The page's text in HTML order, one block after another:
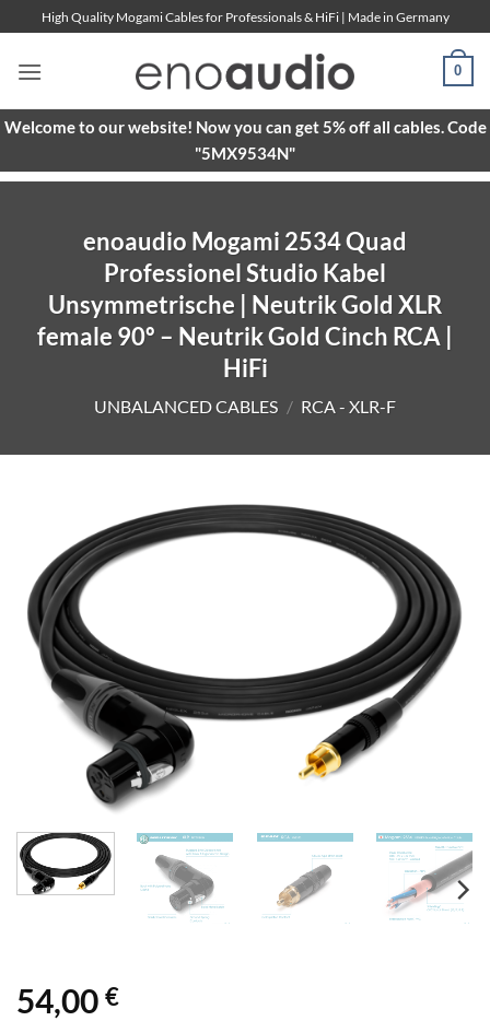
to
content
High Quality Mogami Cables for Professionals & HiFi | Made in Germany
0
Welcome to our website! Now you can get 5% off all cables. Code
"5MX9534N"
enoaudio Mogami 2534 Quad
Professionel Studio Kabel
Unsymmetrische | Neutrik Gold XLR
female 90º – Neutrik Gold Cinch RCA |
HiFi
UNBALANCED CABLES / RCA - XLR-F
54,00 €